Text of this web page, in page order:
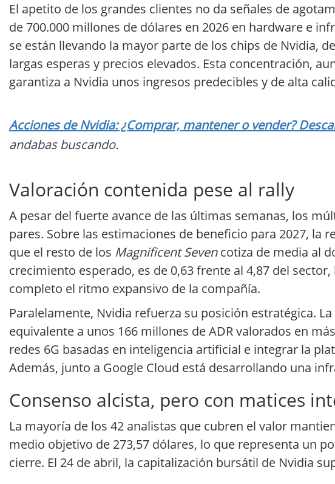
El apetito de los grandes clientes no da señales de
de 700.000 millones de dólares en 2026 en hardware e
se están llevando la mayor parte de los chips de Nvidia,
largas esperas y precios elevados. Esta concentración,
garantiza a Nvidia unos ingresos predecibles y de alta
Acciones de Nvidia: ¿Comprar, mantener o vender?
andabas buscando.
Valoración contenida pese al rally
A pesar del fuerte avance de las últimas semanas, los
pares. Sobre las estimaciones de beneficio para 2027, la
que el resto de los Magnificent Sevencotiza de media al
crecimiento esperado, es de 0,63 frente al 4,87 del
completo el ritmo expansivo de la compañía.
Paralelamente, Nvidia refuerza su posición estratégica.
equivalente a unos 166 millones de ADR valorados en
redes 6G basadas en inteligencia artificial e integrar la
Además, junto a Google Cloud está desarrollando una
Consenso alcista, pero con matices
La mayoría de los 42 analistas que cubren el valor
medio objetivo de 273,57 dólares, lo que representa un
cierre. El 24 de abril, la capitalización bursátil de Nvidia